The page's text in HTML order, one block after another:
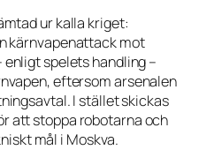
ur kalla kriget:
kärnvapenattack mot
enligt spelets handling –
eftersom arsenalen
I stället skickas
att stoppa robotarna och
mål i Moskva.